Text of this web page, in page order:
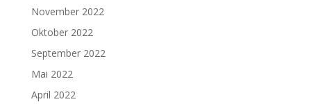
November 2022
Oktober 2022
September 2022
Mai 2022
April 2022